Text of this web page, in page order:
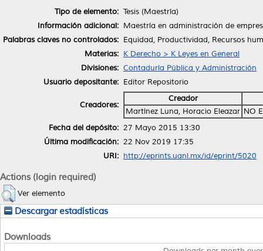
Tipo de elemento: Tesis (Maestría)
Información adicional: Maestría en administración de
Palabras claves no controlados: Equidad, Productividad, Recursos
Materias: K Derecho > K Leyes en General
Divisiones: Contaduría Pública y Administración
Usuario depositante: Editor Repositorio
Creadores:
Creador
Martínez Luna, Horacio Eleazar NO
Fecha del depósito: 27 Mayo 2015 13:30
Última modificación: 22 Nov 2019 17:35
URI: http://eprints.uanl.mx/id/eprint/5020
Actions (login required)
Ver elemento
Descargar estadísticas
Downloads